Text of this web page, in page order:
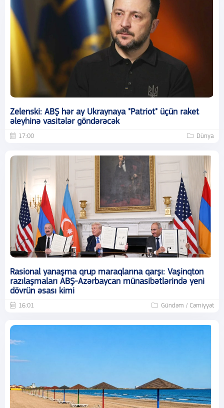
Zelenski: ABŞ hər ay Ukraynaya "Patriot" üçün raket
əleyhinə vasitələr göndərəcək
17:00 Dünya
Rasional yanaşma qrup maraqlarına qarşı: Vaşinqton
razılaşmaları ABŞ-Azərbaycan münasibətlərində yeni
dövrün əsası kimi
16:01 Gündəm / Cəmiyyət